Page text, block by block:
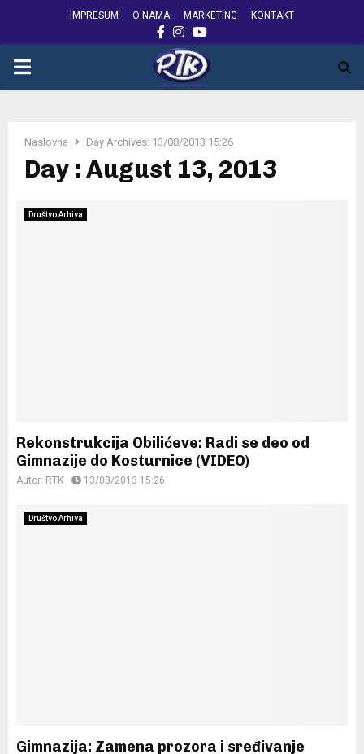
IMPRESUM O NAMA MARKETING KONTAKT
FACEBOOK
INSTAGRAM
YOUTUBE
PRIMARY
Naslovna Day Archives: 13/08/2013 15:26
Day : August 13, 2013
Društvo Arhiva
Rekonstrukcija Obilićeve: Radi se deo od
Gimnazije do Kosturnice (VIDEO)
Autor: RTK 13/08/2013 15:26
Društvo Arhiva
Gimnazija: Zamena prozora i sređivanje